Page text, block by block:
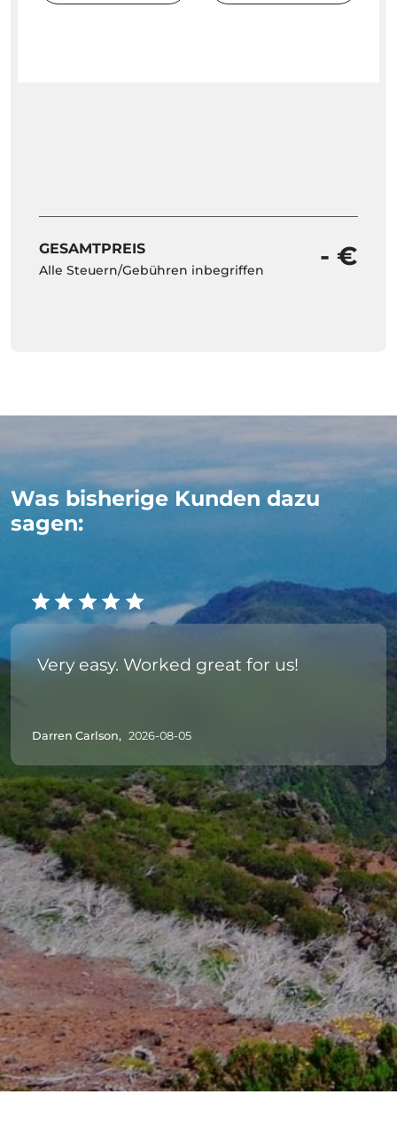
GESAMTPREIS
Alle Steuern/Gebühren inbegriffen - €
Was bisherige Kunden dazu
sagen:
Very easy. Worked great for us!
Darren Carlson, 2026-08-05